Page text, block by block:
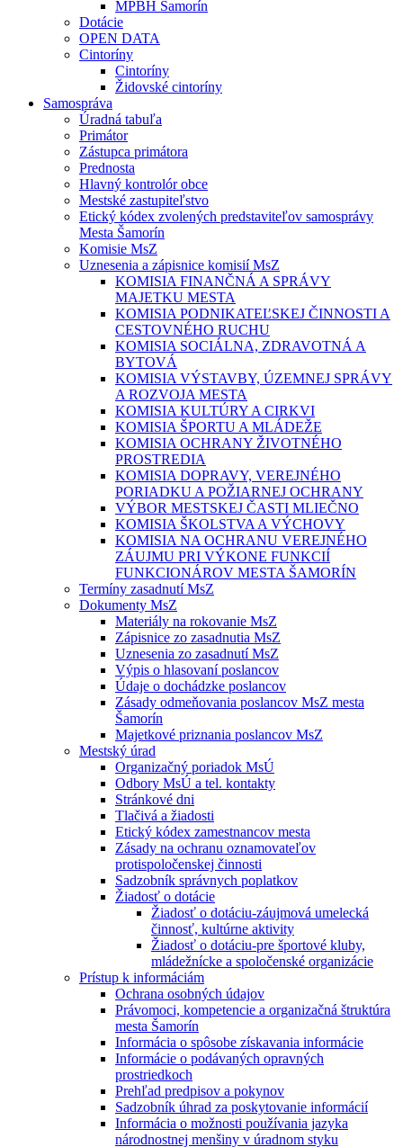
MPBH Šamorín
Dotácie
OPEN DATA
Cintoríny
Cintoríny
Židovské cintoríny
Samospráva
Úradná tabuľa
Primátor
Zástupca primátora
Prednosta
Hlavný kontrolór obce
Mestské zastupiteľstvo
Etický kódex zvolených predstaviteľov samosprávy
Mesta Šamorín
Komisie MsZ
Uznesenia a zápisnice komisií MsZ
KOMISIA FINANČNÁ A SPRÁVY
MAJETKU MESTA
KOMISIA PODNIKATEĽSKEJ ČINNOSTI A
CESTOVNÉHO RUCHU
KOMISIA SOCIÁLNA, ZDRAVOTNÁ A
BYTOVÁ
KOMISIA VÝSTAVBY, ÚZEMNEJ SPRÁVY
A ROZVOJA MESTA
KOMISIA KULTÚRY A CIRKVI
KOMISIA ŠPORTU A MLÁDEŽE
KOMISIA OCHRANY ŽIVOTNÉHO
PROSTREDIA
KOMISIA DOPRAVY, VEREJNÉHO
PORIADKU A POŽIARNEJ OCHRANY
VÝBOR MESTSKEJ ČASTI MLIEČNO
KOMISIA ŠKOLSTVA A VÝCHOVY
KOMISIA NA OCHRANU VEREJNÉHO
ZÁUJMU PRI VÝKONE FUNKCIÍ
FUNKCIONÁROV MESTA ŠAMORÍN
Termíny zasadnutí MsZ
Dokumenty MsZ
Materiály na rokovanie MsZ
Zápisnice zo zasadnutia MsZ
Uznesenia zo zasadnutí MsZ
Výpis o hlasovaní poslancov
Údaje o dochádzke poslancov
Zásady odmeňovania poslancov MsZ mesta
Šamorín
Majetkové priznania poslancov MsZ
Mestský úrad
Organizačný poriadok MsÚ
Odbory MsÚ a tel. kontakty
Stránkové dni
Tlačivá a žiadosti
Etický kódex zamestnancov mesta
Zásady na ochranu oznamovateľov
protispoločenskej činnosti
Sadzobník správnych poplatkov
Žiadosť o dotácie
Žiadosť o dotáciu-záujmová umelecká
činnosť, kultúrne aktivity
Žiadosť o dotáciu-pre športové kluby,
mládežnícke a spoločenské organizácie
Prístup k informáciám
Ochrana osobných údajov
Právomoci, kompetencie a organizačná štruktúra
mesta Šamorín
Informácia o spôsobe získavania informácie
Informácie o podávaných opravných
prostriedkoch
Prehľad predpisov a pokynov
Sadzobník úhrad za poskytovanie informácií
Informácia o možnosti používania jazyka
národnostnej menšiny v úradnom styku